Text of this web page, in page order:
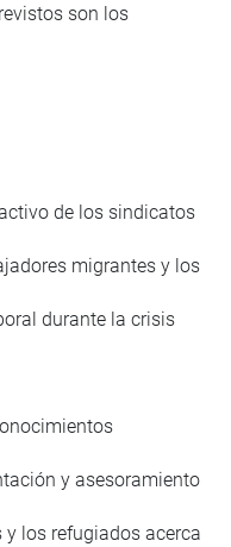
son los
de los sindicatos
migrantes y los
durante la crisis
y asesoramiento
los refugiados acerca